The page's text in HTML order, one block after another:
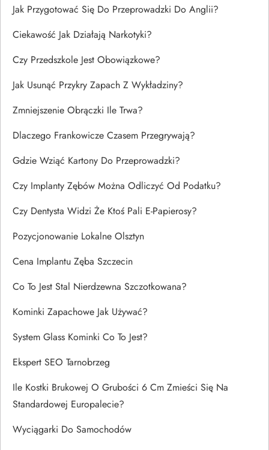
Jak Przygotować Się Do Przeprowadzki Do Anglii?
Ciekawość Jak Działają Narkotyki?
Czy Przedszkole Jest Obowiązkowe?
Jak Usunąć Przykry Zapach Z Wykładziny?
Zmniejszenie Obrączki Ile Trwa?
Dlaczego Frankowicze Czasem Przegrywają?
Gdzie Wziąć Kartony Do Przeprowadzki?
Czy Implanty Zębów Można Odliczyć Od Podatku?
Czy Dentysta Widzi Że Ktoś Pali E-Papierosy?
Pozycjonowanie Lokalne Olsztyn
Cena Implantu Zęba Szczecin
Co To Jest Stal Nierdzewna Szczotkowana?
Kominki Zapachowe Jak Używać?
System Glass Kominki Co To Jest?
Ekspert SEO Tarnobrzeg
Ile Kostki Brukowej O Grubości 6 Cm Zmieści Się Na
Standardowej Europalecie?
Wyciągarki Do Samochodów